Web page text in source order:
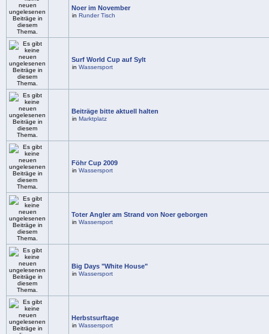
Noer im November
in Runder Tisch
Surf World Cup auf Sylt
in Wassersport
Beiträge bitte aktuell halten
in Marktplatz
Föhr Cup 2009
in Wassersport
Toter Angler am Strand von Noer geborgen
in Wassersport
Big Days "White House"
in Wassersport
Herbstsurftage
in Wassersport